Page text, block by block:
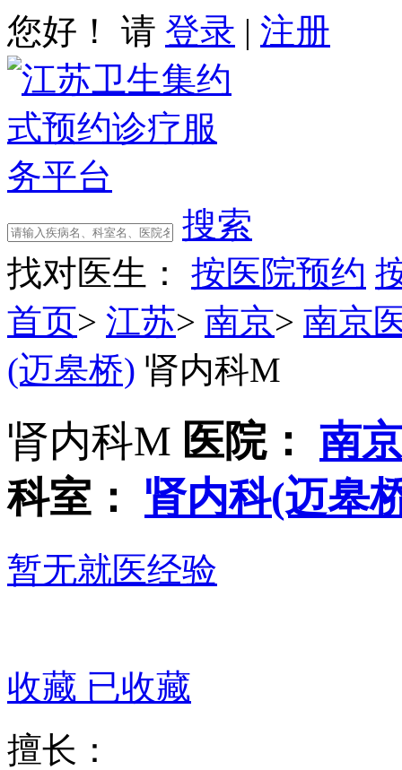
您好！ 请 登录 | 注册
搜索
找对医生：
按医院预约
首页> 江苏> 南京> 南京
(迈皋桥) 肾内科M
肾内科M 医院： 南
科室：
肾内科(迈皋
暂无就医经验
收藏 已收藏
擅长：